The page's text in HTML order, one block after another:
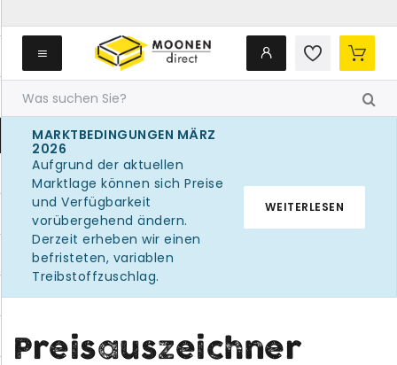
MARKTBEDINGUNGEN MÄRZ
2026
Aufgrund der aktuellen
Marktlage können sich Preise
und Verfügbarkeit
vorübergehend ändern.
Derzeit erheben wir einen
befristeten, variablen
Treibstoffzuschlag.
WEITERLESEN
Preisauszeichner